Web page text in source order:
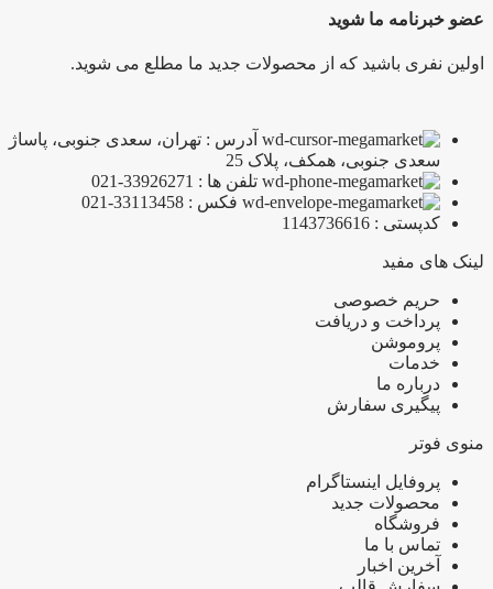
عضو خبرنامه ما شوید
اولین نفری باشید که از محصولات جدید ما مطلع می شوید.
آدرس : تهران، سعدی جنوبی، پاساژ
سعدی جنوبی، همکف، پلاک 25
تلفن ها : 33926271-021
فکس : 33113458-021
کدپستی : 1143736616
لینک های مفید
حریم خصوصی
پرداخت و دریافت
پروموشن
خدمات
درباره ما
پیگیری سفارش
منوی فوتر
پروفایل اینستاگرام
محصولات جدید
فروشگاه
تماس با ما
آخرین اخبار